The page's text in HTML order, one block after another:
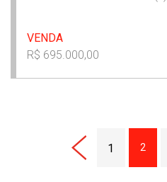
VENDA
R$ 695.000,00
1 2